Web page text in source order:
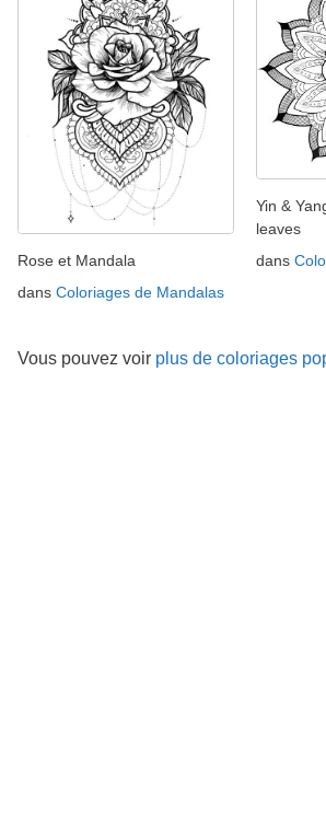
Rose et Mandala
dans Coloriages de Mandalas
Yin &
leaves
dans
Vous pouvez voir plus de coloriages